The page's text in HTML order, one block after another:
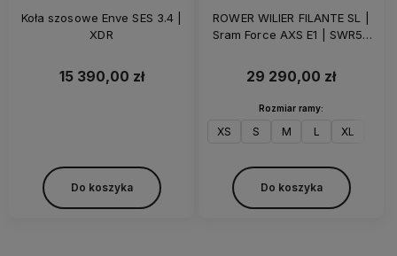
Koła szosowe Enve SES 3.4 |
XDR
15 390,00 zł
Do koszyka
ROWER WILIER FILANTE SL |
Sram Force AXS E1 | SWR50
29 290,00 zł
Rozmiar ramy:
XS S M L XL
Do koszyka